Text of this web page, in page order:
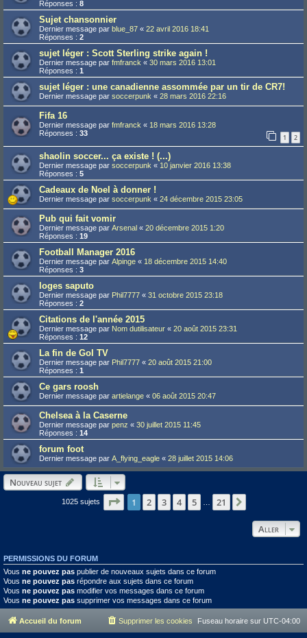
Réponses : 8
Sujet chansonnier
Dernier message par blue_87 « 22 avril 2016 18:41
Réponses : 2
sujet léger : Scott Sterling strike again !
Dernier message par fmfranck « 30 mars 2016 13:01
Réponses : 1
sujet léger : une canadienne assommée par un tir de CR7!
Dernier message par soccerpunk « 28 mars 2016 22:16
Fifa 16
Dernier message par fmfranck « 18 mars 2016 13:28
Réponses : 33 1 2
shaolin soccer... ça existe ! (...)
Dernier message par soccerpunk « 10 janvier 2016 13:38
Réponses : 5
Cadeaux de Noel à donner !
Dernier message par soccerpunk « 24 décembre 2015 23:05
Pub qui fait vomir
Dernier message par Arsenal « 20 décembre 2015 1:20
Réponses : 19
Football Manager 2016
Dernier message par Alpinge « 18 décembre 2015 14:40
Réponses : 3
loges saputo
Dernier message par Phil7777 « 31 octobre 2015 23:18
Réponses : 2
Citations de l'année 2015
Dernier message par Nom dutilisateur « 20 août 2015 23:31
Réponses : 12
La fin de Gol TV
Dernier message par Phil7777 « 20 août 2015 21:00
Réponses : 1
Ce gars roosh
Dernier message par artielange « 06 août 2015 20:47
Chelsea à la Caserne
Dernier message par penz « 30 juillet 2015 11:45
Réponses : 14
forum foot
Dernier message par A_flying_eagle « 28 juillet 2015 14:06
Nouveau sujet
1025 sujets Page sur 21
1 2 3 4 5 21
Aller
PERMISSIONS DU FORUM
Vous ne pouvez pas publier de nouveaux sujets dans ce forum
Vous ne pouvez pas répondre aux sujets dans ce forum
Vous ne pouvez pas modifier vos messages dans ce forum
Vous ne pouvez pas supprimer vos messages dans ce forum
Accueil du forum Fuseau horaire sur UTC-04:00
Supprimer les cookies